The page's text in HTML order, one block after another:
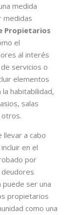
medida
medidas
Propietarios
el
al interés
servicios o
elementos
habitabilidad,
salas
llevar a cabo
en el
por
ser una
propietarios
como una